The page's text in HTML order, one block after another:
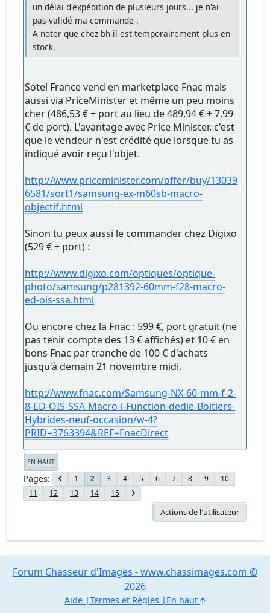
un délai d'expédition de plusieurs jours... je n'ai
pas validé ma commande .
A noter que chez bh il est temporairement plus en
stock.
Sotel France vend en marketplace Fnac mais
aussi via PriceMinister et même un peu moins
cher (486,53 € + port au lieu de 489,94 € + 7,99
€ de port). L'avantage avec Price Minister, c'est
que le vendeur n'est crédité que lorsque tu as
indiqué avoir reçu l'objet.
http://www.priceminister.com/offer/buy/13039
6581/sort1/samsung-ex-m60sb-macro-
objectif.html
Sinon tu peux aussi le commander chez Digixo
(529 € + port) :
http://www.digixo.com/optiques/optique-
photo/samsung/p281392-60mm-f28-macro-
ed-ois-ssa.html
Ou encore chez la Fnac : 599 €, port gratuit (ne
pas tenir compte des 13 € affichés) et 10 € en
bons Fnac par tranche de 100 € d'achats
jusqu'à demain 21 novembre midi.
http://www.fnac.com/Samsung-NX-60-mm-f-2-
8-ED-OIS-SSA-Macro-i-Function-dedie-Boitiers-
Hybrides-neuf-occasion/w-4?
PRID=3763394&REF=FnacDirect
EN HAUT
Pages 1 2 3 4 5 6 7 8 9
10
11
12 13 14 15
Actions de l'utilisateur
Forum Chasseur d'Images - www.chassimages.com ©
2026
Aide Termes et Règles En haut